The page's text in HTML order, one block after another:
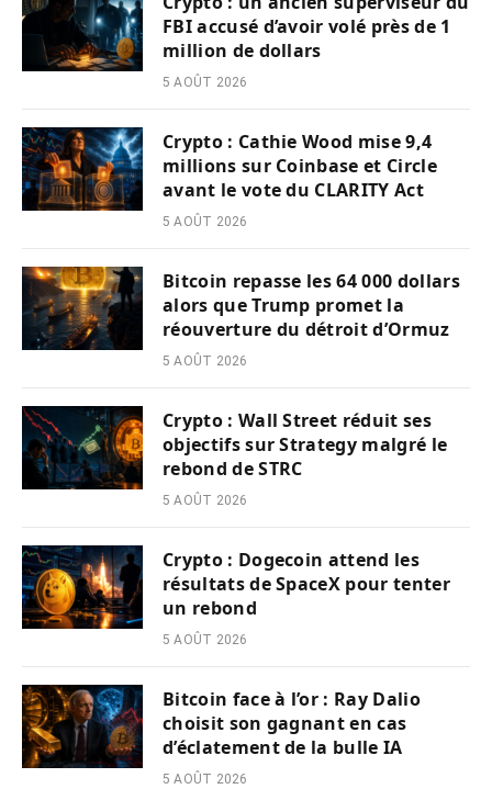
FBI accusé d’avoir volé près de 1
million de dollars
5 AOÛT 2026
Crypto : Cathie Wood mise 9,4
millions sur Coinbase et Circle
avant le vote du CLARITY Act
5 AOÛT 2026
Bitcoin repasse les 64 000 dollars
alors que Trump promet la
réouverture du détroit d’Ormuz
5 AOÛT 2026
Crypto : Wall Street réduit ses
objectifs sur Strategy malgré le
rebond de STRC
5 AOÛT 2026
Crypto : Dogecoin attend les
résultats de SpaceX pour tenter
un rebond
5 AOÛT 2026
Bitcoin face à l’or : Ray Dalio
choisit son gagnant en cas
d’éclatement de la bulle IA
5 AOÛT 2026